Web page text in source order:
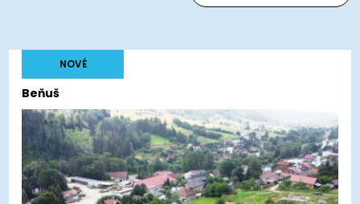
Beňuš
NOVÉ